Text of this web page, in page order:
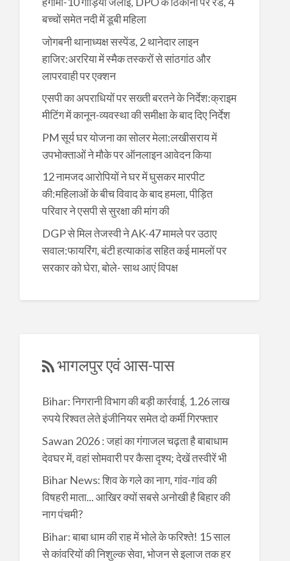
बच्चों समेत नदी में डूबी महिला
जोगबनी थानाध्यक्ष सस्पेंड, 2 थानेदार लाइन
हाजिर:अररिया में स्मैक तस्करों से सांठगांठ और
लापरवाही पर एक्शन
एसपी का अपराधियों पर सख्ती बरतने के निर्देश:क्राइम
मीटिंग में कानून-व्यवस्था की समीक्षा के बाद दिए निर्देश
PM सूर्य घर योजना का सोलर मेला:लखीसराय में
उपभोक्ताओं ने मौके पर ऑनलाइन आवेदन किया
12 नामजद आरोपियों ने घर में घुसकर मारपीट
की:महिलाओं के बीच विवाद के बाद हमला, पीड़ित
परिवार ने एसपी से सुरक्षा की मांग की
DGP से मिल तेजस्वी ने AK-47 मामले पर उठाए
सवाल:फायरिंग, बंटी हत्याकांड सहित कई मामलों पर
सरकार को घेरा, बोले- साथ आएं विपक्ष
भागलपुर एवं आस-पास
Bihar: निगरानी विभाग की बड़ी कार्रवाई, 1.26 लाख
रुपये रिश्वत लेते इंजीनियर समेत दो कर्मी गिरफ्तार
Sawan 2026 : जहां का गंगाजल चढ़ता है बाबाधाम
देवघर में, वहां सोमवारी पर कैसा दृश्य; देखें तस्वीरें भी
Bihar News: शिव के गले का नाग, गांव-गांव की
विषहरी माता... आखिर क्यों सबसे अनोखी है बिहार की
नाग पंचमी?
Bihar: बाबा धाम की राह में भोले के फरिश्ते! 15 साल
से कांवरियों की निशुल्क सेवा, भोजन से इलाज तक हर